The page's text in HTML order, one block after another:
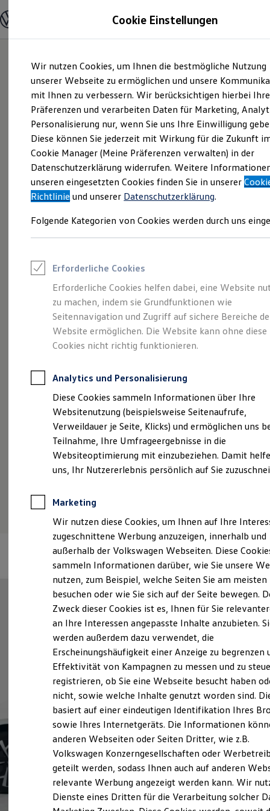
Hauptinhalt
springen
Footer
springen
Modelle und Konfigurator
Modelle vergleichen
Elektroautos
ENERGY Sondermodelle
Nutzfahrzeuge
SUV und CUV
Familienautos
Kombis
Kompaktwagen
Sportwagen
Schnell verfügbare Fahrzeuge
Angebote und Produkte
Aktuelle Angebote
E-Auto-Förderung
Volkswagen Marktplatz
Junge Gebrauchtwagen und Gebrauchtwagen
Saisonangebote
Leasing
Leasing-Angebote
Gebrauchtwagen Leasing
Junge Gebrauchtwagen-Leasing
Elektroauto Leasing
Kleinwagen-Leasing
Leasing ohne Anzahlung
Autokredit mit Schlussrate
Versicherungen und Garantien
Kfz-Versicherung
Restschuldversicherungen
Garantien
Wartungsverträge
Geschäftskunden
Professional Class bei Volkswagen
Großkunden
Behörden
Anpfiff zum Gewinn
Elektroautos
ID. Tutorials
Elektrofahrzeugkonzepte
Reichweite
Reichweite der ID. Modelle
Reichweite im Winter
Laden
Laden unterwegs
Laden Zuhause
Ladezeitensimulator
Batterie
Sicherheit
Garantie und Lebensdauer
Nachhaltigkeit
Technologie
Kosten und Kauf
Verbrauchskosten
Kaufoptionen
E-Auto-Förderung
Software und Konnektivität
Die ID. Software 6
ID. Software Versionen und Updates
Digitale Extras
Schnittstellen zu Ihrem ID.
Voll im Leben.
Vollelektrisch. Der
ID.3
Cookie Einstellungen
Wir nutzen Cookies, um Ihnen die bestmögliche Nutzung
unserer Webseite zu ermöglichen und unsere
mit Ihnen zu verbessern. Wir berücksichtigen hierbei Ihre
Präferenzen und verarbeiten Daten für Marketing,
Personalisierung nur, wenn Sie uns Ihre Einwilligung
Diese können Sie jederzeit mit Wirkung für die Zukunft
Cookie Manager (Meine Präferenzen verwalten) in der
Datenschutzerklärung widerrufen. Weitere
unseren eingesetzten Cookies finden Sie in unserer
Richtlinie und unserer Datenschutzerklärung.
Folgende Kategorien von Cookies werden durch uns
Erforderliche Cookies
Erforderliche Cookies helfen dabei, eine Website
zu machen, indem sie Grundfunktionen wie
Seitennavigation und Zugriff auf sichere Bereiche
Website ermöglichen. Die Website kann ohne diese
Cookies nicht richtig funktionieren.
Analytics und Personalisierung
Diese Cookies sammeln Informationen über Ihre
Websitenutzung (beispielsweise Seitenaufrufe,
Verweildauer je Seite, Klicks) und ermöglichen uns
Teilnahme, Ihre Umfrageergebnisse in die
Websiteoptimierung mit einzubeziehen. Damit
uns, Ihr Nutzererlebnis persönlich auf Sie
Marketing
Wir nutzen diese Cookies, um Ihnen auf Ihre
zugeschnittene Werbung anzuzeigen, innerhalb und
außerhalb der Volkswagen Webseiten. Diese
sammeln Informationen darüber, wie Sie unsere
nutzen, zum Beispiel, welche Seiten Sie am meisten
besuchen oder wie Sie sich auf der Seite bewegen.
Zweck dieser Cookies ist es, Ihnen für Sie
an Ihre Interessen angepasste Inhalte anzubieten.
werden außerdem dazu verwendet, die
Erscheinungshäufigkeit einer Anzeige zu begrenzen
Effektivität von Kampagnen zu messen und zu
registrieren, ob Sie eine Webseite besucht haben
nicht, sowie welche Inhalte genutzt worden sind.
basiert auf einer eindeutigen Identifikation Ihres
sowie Ihres Internetgeräts. Die Informationen
anderen Webseiten oder Seiten Dritter, wie z.B.
Volkswagen Konzerngesellschaften oder
geteilt werden, sodass Ihnen auch auf anderen
relevante Werbung angezeigt werden kann. Wir
Dienste eines Dritten für die Verarbeitung solcher